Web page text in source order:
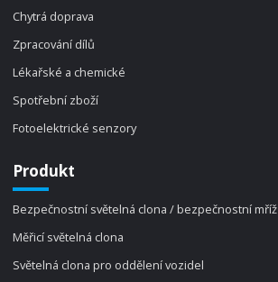
Chytrá doprava
Zpracování dílů
Lékařské a chemické
Spotřební zboží
Fotoelektrické senzory
Produkt
Bezpečnostní světelná clona / bezpečnostní mříž
Měřicí světelná clona
Světelná clona pro oddělení vozidel